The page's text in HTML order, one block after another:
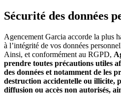
Sécurité des données
Agencement Garcia accorde la plus
à l’intégrité de vos données
Ainsi, et conformément au RGPD,
prendre toutes précautions utiles
des données et notamment de les
destruction accidentelle ou illicite,
diffusion ou accès non autorisés,